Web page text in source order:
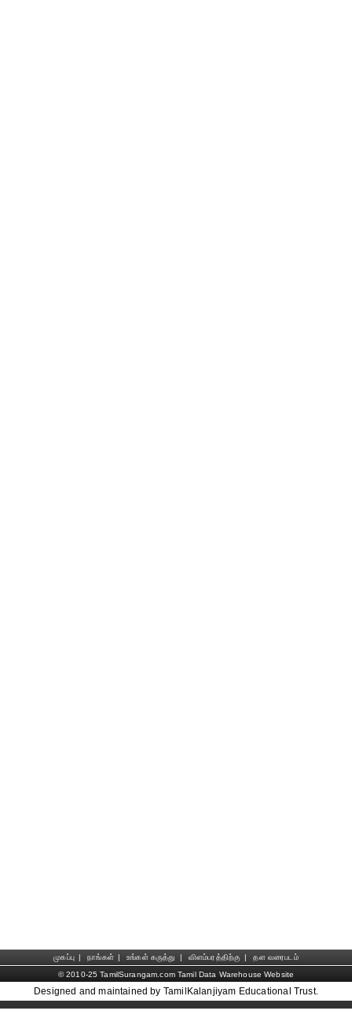
முகப்பு | நாங்கள் | உங்கள் கருத்து | விளம்பரத்திற்கு |
தள வரைபடம்
© 2010-25 TamilSurangam.com Tamil Data Warehouse Website
Designed and maintained by TamilKalanjiyam Educational Trust.